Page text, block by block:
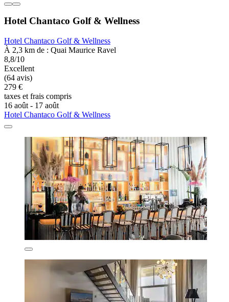
Hotel Chantaco Golf & Wellness
Hotel Chantaco Golf & Wellness
À 2,3 km de : Quai Maurice Ravel
8,8/10
Excellent
(64 avis)
279 €
taxes et frais compris
16 août - 17 août
Hotel Chantaco Golf & Wellness